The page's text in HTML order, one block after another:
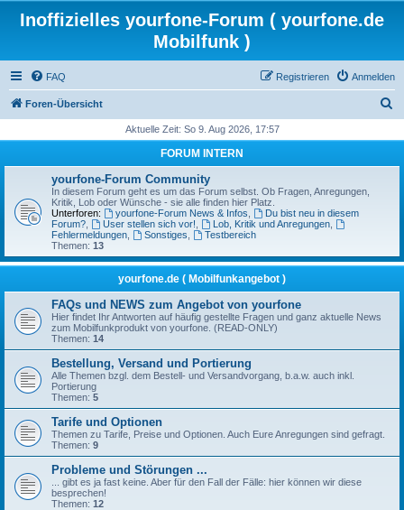
Inoffizielles yourfone-Forum ( yourfone.de
Mobilfunk )
FAQ Anmelden
Registrieren
Foren-Übersicht
h
Aktuelle Zeit: So 9. Aug 2026, 17:57
FORUM INTERN
yourfone-Forum Community
In diesem Forum geht es um das Forum selbst. Ob Fragen, Anregungen,
Kritik, Lob oder Wünsche - sie alle finden hier Platz.
Unterforen:
yourfone-Forum News & Infos
Du bist neu in diesem
Forum?
User stellen sich vor! Lob, Kritik und Anregungen,
Fehlermeldungen
Sonstiges
Testbereich
Themen: 13
yourfone.de ( Mobilfunkangebot )
FAQs und NEWS zum Angebot von yourfone
Hier findet Ihr Antworten auf häufig gestellte Fragen und ganz aktuelle News
zum Mobilfunkprodukt von yourfone. (READ-ONLY)
Themen: 14
Bestellung, Versand und Portierung
Alle Themen bzgl. dem Bestell- und Versandvorgang, b.a.w. auch inkl.
Portierung
Themen: 5
Tarife und Optionen
Themen zu Tarife, Preise und Optionen. Auch Eure Anregungen sind gefragt.
Themen: 9
Probleme und Störungen ...
... gibt es ja fast keine. Aber für den Fall der Fälle: hier können wir diese
besprechen!
Themen: 12